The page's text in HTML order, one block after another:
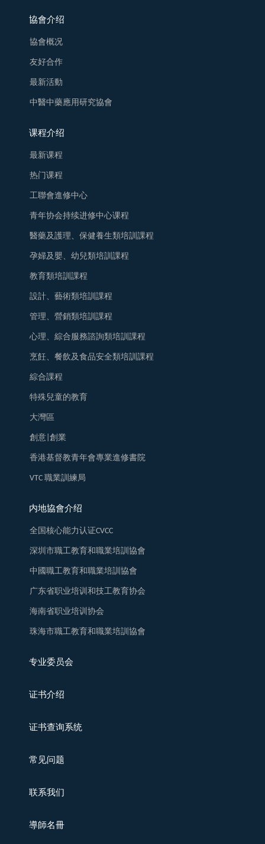
協會介绍
協會概况
友好合作
最新活動
中醫中藥應用研究協會
课程介绍
最新课程
热门课程
工聯會進修中心
青年协会持续进修中心课程
醫藥及護理、保健養生類培訓課程
孕婦及嬰、幼兒類培訓課程
教育類培訓課程
設計、藝術類培訓課程
管理、營銷類培訓課程
心理、綜合服務諮詢類培訓課程
烹飪、餐飲及食品安全類培訓課程
綜合課程
特殊兒童的教育
大灣區
創意|創業
香港基督教青年會專業進修書院
VTC 職業訓練局
内地協會介绍
全国核心能力认证CVCC
深圳市職工教育和職業培訓協會
中國職工教育和職業培訓協會
广东省职业培训和技工教育协会
海南省职业培训协会
珠海市職工教育和職業培訓協會
专业委员会
证书介绍
证书查询系统
常见问题
联系我们
導師名冊